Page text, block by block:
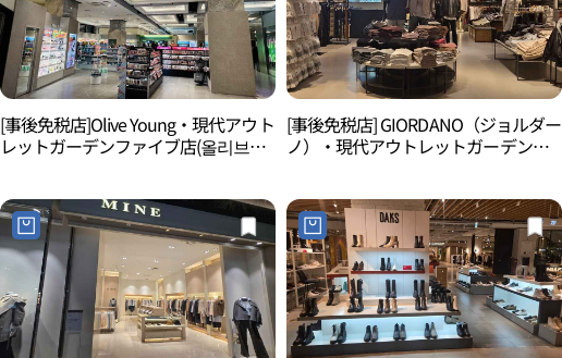
[事後免税店]Olive Young・現代アウト
レットガーデンファイブ店(올리브영
[事後免税店] GIORDANO（ジョルダー
ノ）・現代アウトレットガーデンフ